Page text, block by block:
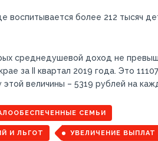
воспитывается более 212 тысяч
среднедушевой доход не
за II квартал 2019 года. Это
величины – 5319 рублей на
СЕМЬИ
И ЛЬГОТ УВЕЛИЧЕНИЕ ВЫПЛАТ